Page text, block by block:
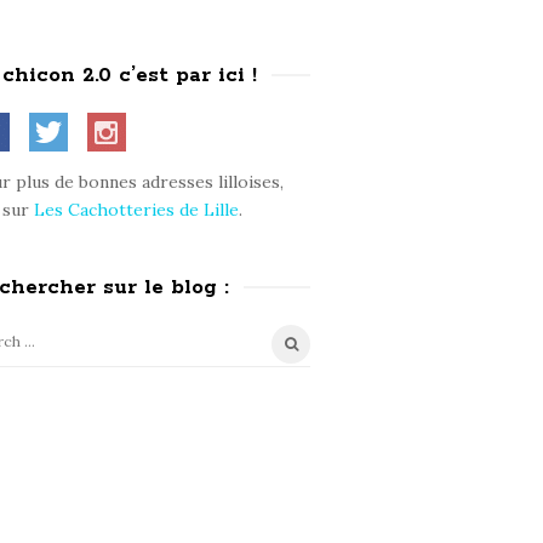
2.0 c’est par ici !
plus de bonnes adresses lilloises,
Les Cachotteries de Lille.
sur le blog :